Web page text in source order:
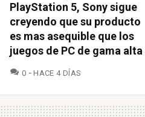
PlayStation 5, Sony sigue
creyendo que su producto
es mas asequible que los
juegos de PC de gama alta
0 COMENTARIOS
HACE 4 DÍAS